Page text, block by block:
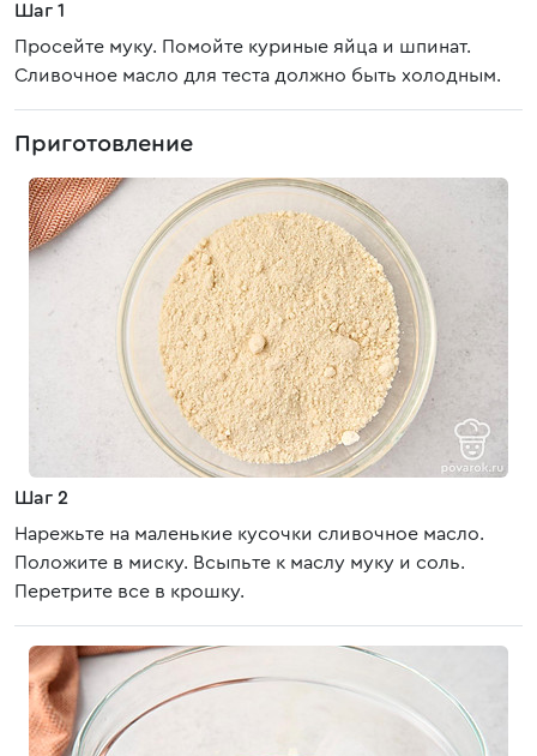
Шаг 1
Просейте муку. Помойте куриные яйца и шпинат.
Сливочное масло для теста должно быть холодным.
Приготовление
Шаг 2
Нарежьте на маленькие кусочки сливочное масло.
Положите в миску. Всыпьте к маслу муку и соль.
Перетрите все в крошку.